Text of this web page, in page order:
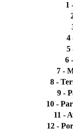
1
4
5
6
7 -
8 -
9 -
10 -
11 -
12 -